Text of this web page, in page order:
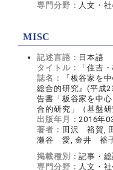
専門分野： 人文・
MISC
記述言語： 日本語
タイトル：
「住吉
誌名：
『板谷家を
総合的研究』(平成
告書「板谷家を中
合的研究」（基盤
出版年月：2016年
著者： 田沢 裕賀,
瀬谷 愛, 金井 裕
掲載種別：記事・総
専門分野： 人文・